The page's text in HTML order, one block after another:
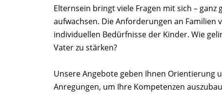
ELTERN STÄRKEN
Elternsein bringt viele Fragen mit sich –
aufwachsen. Die Anforderungen an
individuellen Bedürfnisse der Kinder. Wie
Vater zu stärken?
Unsere Angebote geben Ihnen
Anregungen, um Ihre Kompetenzen